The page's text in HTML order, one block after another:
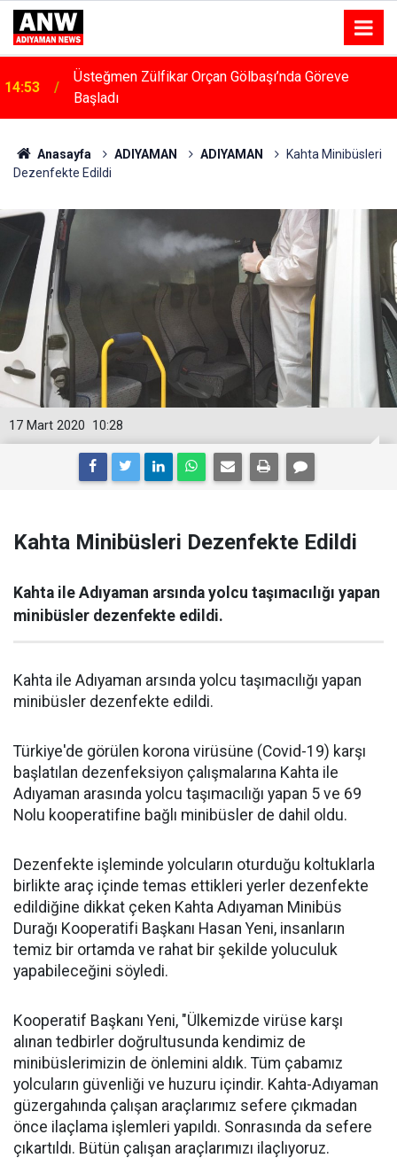
14:48 Menfeze Çarpan Araç Sürücüsü Yaralandı
Anasayfa ADIYAMAN ADIYAMAN
Kahta Minibüsleri
Dezenfekte Edildi
10:28
17 Mart 2020
Kahta Minibüsleri Dezenfekte Edildi
Kahta ile Adıyaman arsında yolcu taşımacılığı yapan
minibüsler dezenfekte edildi.
Kahta ile Adıyaman arsında yolcu taşımacılığı yapan
minibüsler dezenfekte edildi.
Türkiye'de görülen korona virüsüne (Covid-19) karşı
başlatılan dezenfeksiyon çalışmalarına Kahta ile
Adıyaman arasında yolcu taşımacılığı yapan 5 ve 69
Nolu kooperatifine bağlı minibüsler de dahil oldu.
Dezenfekte işleminde yolcuların oturduğu koltuklarla
birlikte araç içinde temas ettikleri yerler dezenfekte
edildiğine dikkat çeken Kahta Adıyaman Minibüs
Durağı Kooperatifi Başkanı Hasan Yeni, insanların
temiz bir ortamda ve rahat bir şekilde yoluculuk
yapabileceğini söyledi.
Kooperatif Başkanı Yeni, "Ülkemizde virüse karşı
alınan tedbirler doğrultusunda kendimiz de
minibüslerimizin de önlemini aldık. Tüm çabamız
yolcuların güvenliği ve huzuru içindir. Kahta-Adıyaman
güzergahında çalışan araçlarımız sefere çıkmadan
önce ilaçlama işlemleri yapıldı. Sonrasında da sefere
çıkartıldı. Bütün çalışan araçlarımızı ilaçlıyoruz.